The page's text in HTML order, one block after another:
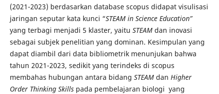
(2021-2023) berdasarkan database scopus didapat visulisasi
jaringan seputar kata kunci “STEAM in Science Education”
yang terbagi menjadi 5 klaster, yaitu STEAMdan inovasi
sebagai subjek penelitian yang dominan. Kesimpulan yang
dapat diambil dari data bibliometrik menunjukan bahwa
tahun 2021-2023, sedikit yang terindeks di scopus
membahas hubungan antara bidang STEAMdan Higher
Order Thinking Skills pada pembelajaran biologi yang